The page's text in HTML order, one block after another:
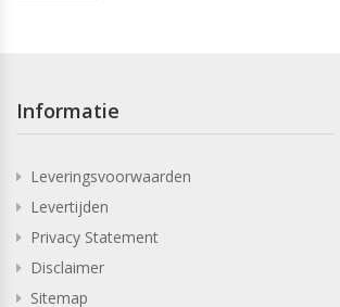
Informatie
Leveringsvoorwaarden
Levertijden
Privacy Statement
Disclaimer
Sitemap